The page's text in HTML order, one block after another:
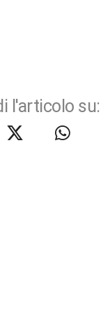
l'articolo su: